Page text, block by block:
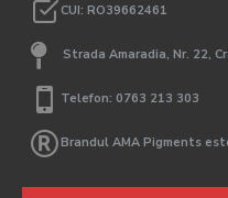
CUI: RO39662461
Strada Amaradia, Nr. 22,
Telefon: 0763 213 303
Brandul AMA Pigments